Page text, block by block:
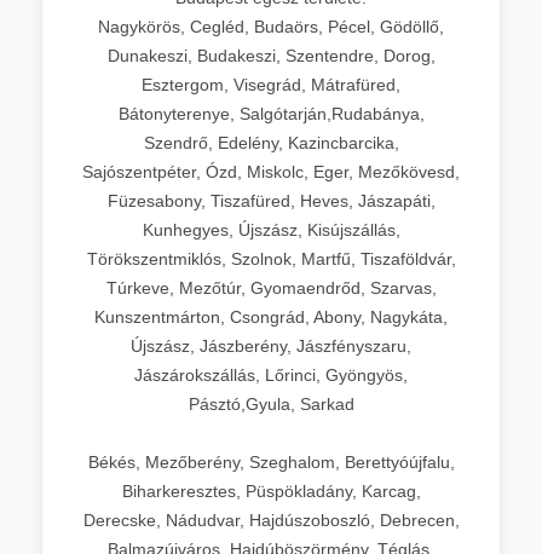
Nagykörös, Cegléd, Budaörs, Pécel, Gödöllő,
Dunakeszi, Budakeszi, Szentendre, Dorog,
Esztergom, Visegrád, Mátrafüred,
Bátonyterenye, Salgótarján,Rudabánya,
Szendrő, Edelény, Kazincbarcika,
Sajószentpéter, Ózd, Miskolc, Eger, Mezőkövesd,
Füzesabony, Tiszafüred, Heves, Jászapáti,
Kunhegyes, Újszász, Kisújszállás,
Törökszentmiklós, Szolnok, Martfű, Tiszaföldvár,
Túrkeve, Mezőtúr, Gyomaendrőd, Szarvas,
Kunszentmárton, Csongrád, Abony, Nagykáta,
Újszász, Jászberény, Jászfényszaru,
Jászárokszállás, Lőrinci, Gyöngyös,
Pásztó,Gyula, Sarkad
Békés, Mezőberény, Szeghalom, Berettyóújfalu,
Biharkeresztes, Püspökladány, Karcag,
Derecske, Nádudvar, Hajdúszoboszló, Debrecen,
Balmazújváros, Hajdúböszörmény, Téglás,